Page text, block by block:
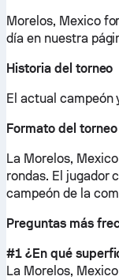
Morelos, Mexico
día en nuestra
Historia del torneo
El actual campeón
Formato del torneo
La Morelos,
rondas. El jugador
campeón de la
Preguntas más
#1 ¿En qué
La Morelos,